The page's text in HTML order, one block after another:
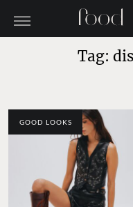
Tag:
GOOD LOOKS